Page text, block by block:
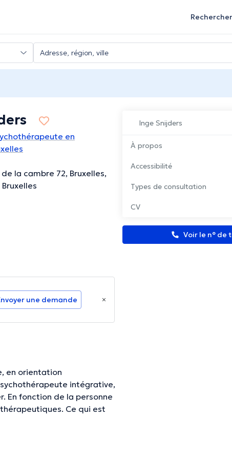
Rechercher
Inge Snijders
À propos
Accessibilité
Types de consultation
CV
Voir le n° de
en
la cambre 72, Bruxelles,
une demande
en orientation
intégrative,
Ce qui est